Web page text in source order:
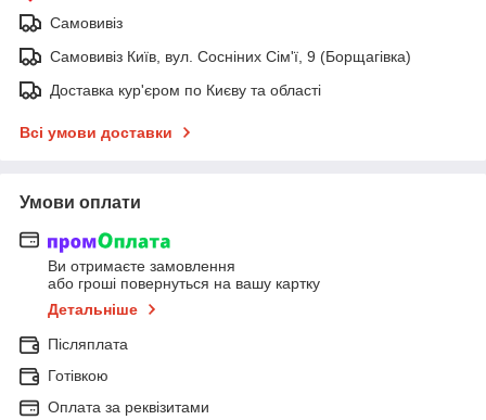
Самовивіз
Самовивіз Київ, вул. Сосніних Сім'ї, 9 (Борщагівка)
Доставка кур'єром по Києву та області
Всі умови доставки
Умови оплати
Ви отримаєте замовлення
або гроші повернуться на вашу картку
Детальніше
Післяплата
Готівкою
Оплата за реквізитами